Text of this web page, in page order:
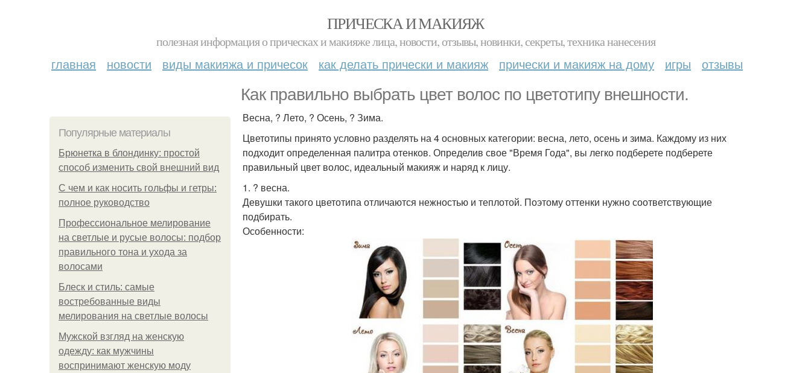
ПРИЧЕСКА И МАКИЯЖ
полезная информация о прическах и макияже лица, новости, отзывы, новинки, секреты, техника нанесения
главная новости виды макияжа и причесок как делать прически и макияж прически и макияж на дому игры отзывы
Как правильно выбрать цвет волос по цветотипу внешности.
Популярные материалы
Брюнетка в блондинку: простой
способ изменить свой внешний вид
С чем и как носить гольфы и гетры:
полное руководство
Профессиональное мелирование
на светлые и русые волосы: подбор
правильного тона и ухода за
волосами
Блеск и стиль: самые
востребованные виды
мелирования на светлые волосы
Мужской взгляд на женскую
одежду: как мужчины
воспринимают женскую моду
Весна, ? Лето, ? Осень, ? Зима.
Цветотипы принято условно разделять на 4 основных категории: весна, лето, осень и зима. Каждому из них
подходит определенная палитра отенков. Определив свое "Время Года", вы легко подберете подберете
правильный цвет волос, идеальный макияж и наряд к лицу.
1. ? весна.
Девушки такого цветотипа отличаются нежностью и теплотой. Поэтому оттенки нужно соответствующие
подбирать.
Особенности: